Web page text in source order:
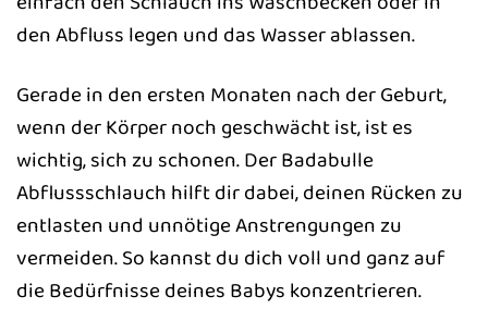
den Abfluss legen und das Wasser ablassen.
Gerade in den ersten Monaten nach der Geburt,
wenn der Körper noch geschwächt ist, ist es
wichtig, sich zu schonen. Der Badabulle
Abflussschlauch hilft dir dabei, deinen Rücken zu
entlasten und unnötige Anstrengungen zu
vermeiden. So kannst du dich voll und ganz auf
die Bedürfnisse deines Babys konzentrieren.